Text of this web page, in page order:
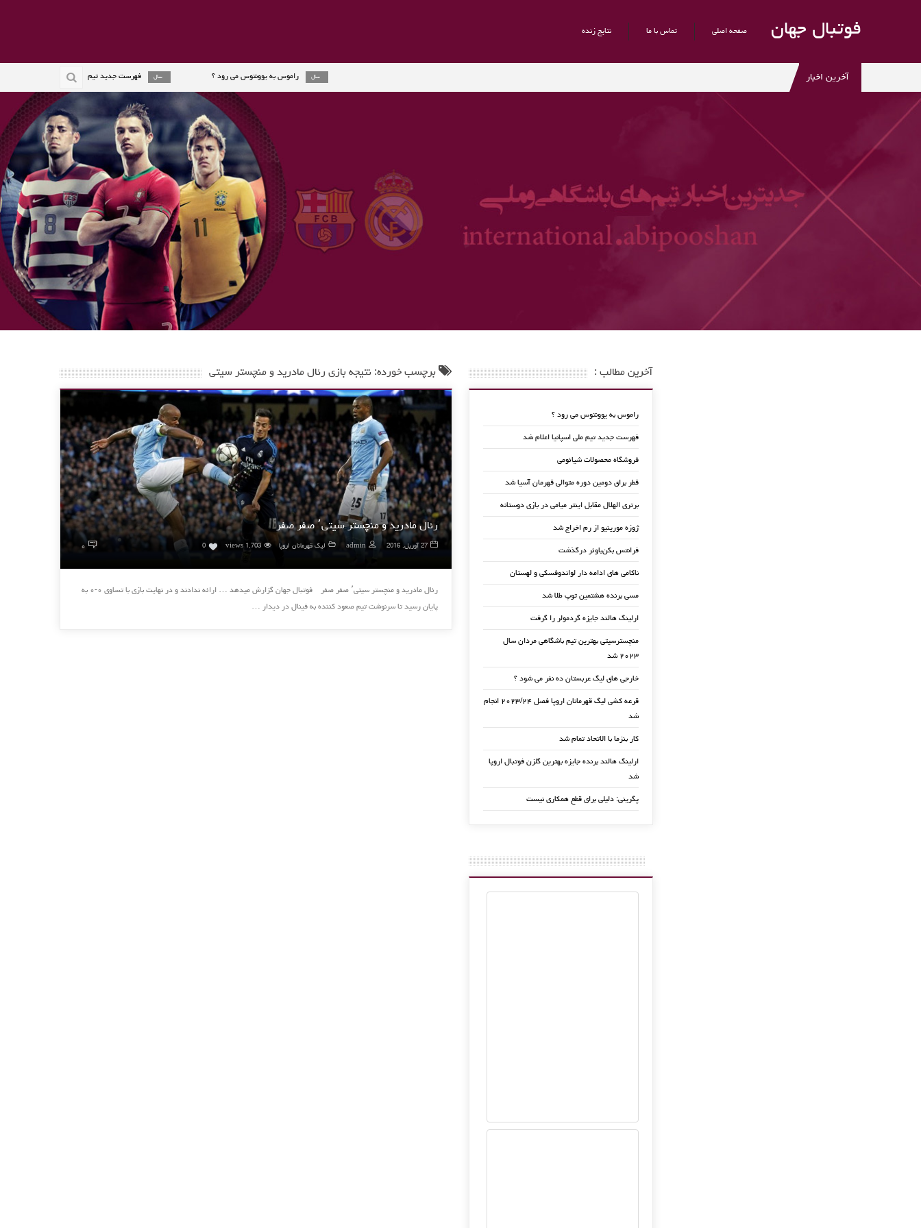
فوتبال جهان صفحه اصلی تماس با ما نتایج زنده
آخرین اخبار راموس به یوونتوس می رود ؟ فهرست جدید تیم ملی اسپانیا اعلام شد
ارلینگ هالند جایزه گردمولر را گرفت
برچسب خورده: نتیجه بازی رئال مادرید و منچستر سیتی
رئال مادرید و منچستر سیتی٬ صفر صفر
27 آوریل, 2016 admin لیگ قهرمانان اروپا 1,703 views
0 ۰
رئال مادرید و منچستر سیتی٬ صفر صفر فوتبال جهان گزارش میدهد … ارائه ندادند و در نهایت بازی با ‏تساوی ۰-۰ به
پایان رسید تا سرنوشت تیم صعود کننده به فینال در دیدار …
آخرین مطالب :
راموس به یوونتوس می رود ؟
فهرست جدید تیم ملی اسپانیا اعلام شد
فروشگاه محصولات شیائومی
قطر برای دومین دوره متوالی قهرمان آسیا شد
برتری الهلال مقابل اینتر میامی در بازی دوستانه
ژوزه مورینیو از رم اخراج شد
فرانتس بکن‌باوئر درگذشت
ناکامی های ادامه دار لواندوفسکی و لهستان
مسی برنده هشتمین توپ طلا شد
ارلینگ هالند جایزه گردمولر را گرفت
منچسترسیتی بهترین تیم باشگاهی مردان سال
۲۰۲۳ شد
خارجی های لیگ عربستان ده نفر می شود ؟
قرعه کشی لیگ قهرمانان اروپا فصل ۲۰۲۳/۲۴ انجام
شد
کار بنزما با الاتحاد تمام شد
ارلینگ هالند برنده جایزه بهترین گلزن فوتبال اروپا
شد
پگرینی: دلیلی برای قطع همکاری نیست